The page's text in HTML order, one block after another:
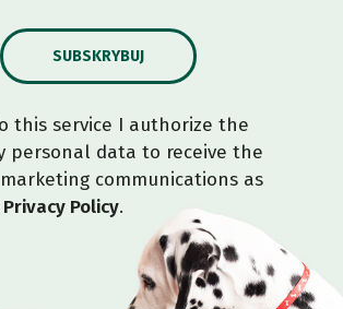
SUBSKRYBUJ
this service I authorize the
personal data to receive the
communications as
Privacy Policy.